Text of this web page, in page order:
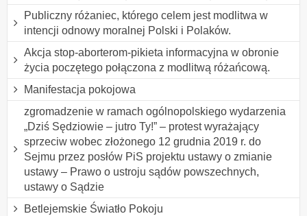
Publiczny różaniec, którego celem jest modlitwa w
intencji odnowy moralnej Polski i Polaków.
Akcja stop-aborterom-pikieta informacyjna w obronie
życia poczętego połączona z modlitwą różańcową.
Manifestacja pokojowa
zgromadzenie w ramach ogólnopolskiego wydarzenia
„Dziś Sędziowie – jutro Ty!” – protest wyrażający
sprzeciw wobec złożonego 12 grudnia 2019 r. do
Sejmu przez posłów PiS projektu ustawy o zmianie
ustawy – Prawo o ustroju sądów powszechnych,
ustawy o Sądzie
Betlejemskie Światło Pokoju